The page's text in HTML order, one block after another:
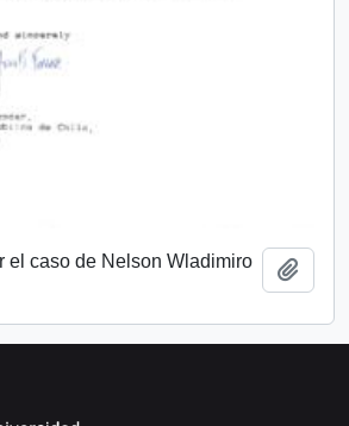
el caso de Nelson Wladimiro